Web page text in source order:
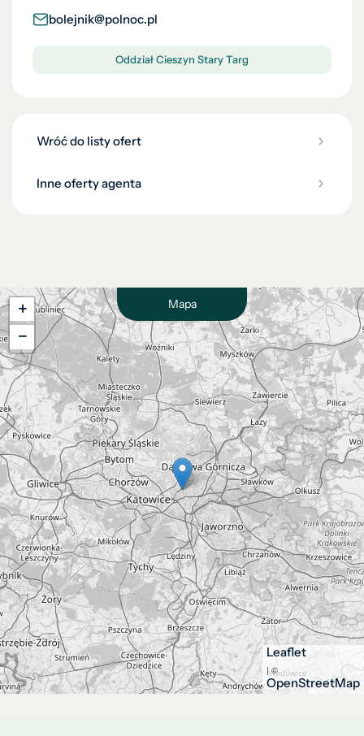
bolejnik@polnoc.pl
Oddział Cieszyn Stary Targ
Wróć do listy ofert
Inne oferty agenta
Mapa
+
−
Leaflet
| ©
OpenStreetMap